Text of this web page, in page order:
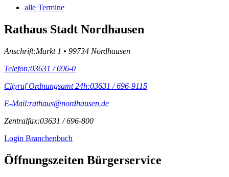
alle Termine
Rathaus Stadt Nordhausen
Anschrift:Markt 1 • 99734 Nordhausen
Telefon:03631 / 696-0
Cityruf Ordnungsamt 24h:03631 / 696-9115
E-Mail:rathaus@nordhausen.de
Zentralfax:03631 / 696-800
Login Branchenbuch
Öffnungs­zeiten Bürgerservice